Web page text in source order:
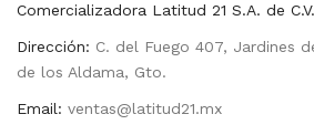
Comercializadora Latitud 21 S.A. de C.V.
Dirección: C. del Fuego 407, Jardines
de los Aldama, Gto.
Email: ventas@latitud21.mx